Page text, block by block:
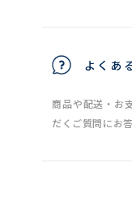
よくあ
商品や配送・お
だくご質問にお